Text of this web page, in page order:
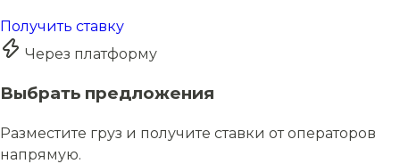
Получить ставку
Через платформу
Выбрать предложения
Разместите груз и получите ставки от операторов
напрямую.